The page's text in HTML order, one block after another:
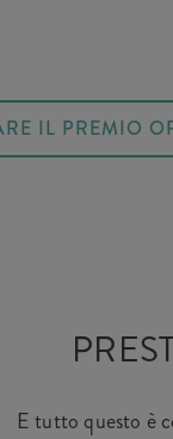
IL PREMIO
E tutto questo è